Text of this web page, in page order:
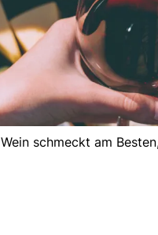
Wein schmeckt am